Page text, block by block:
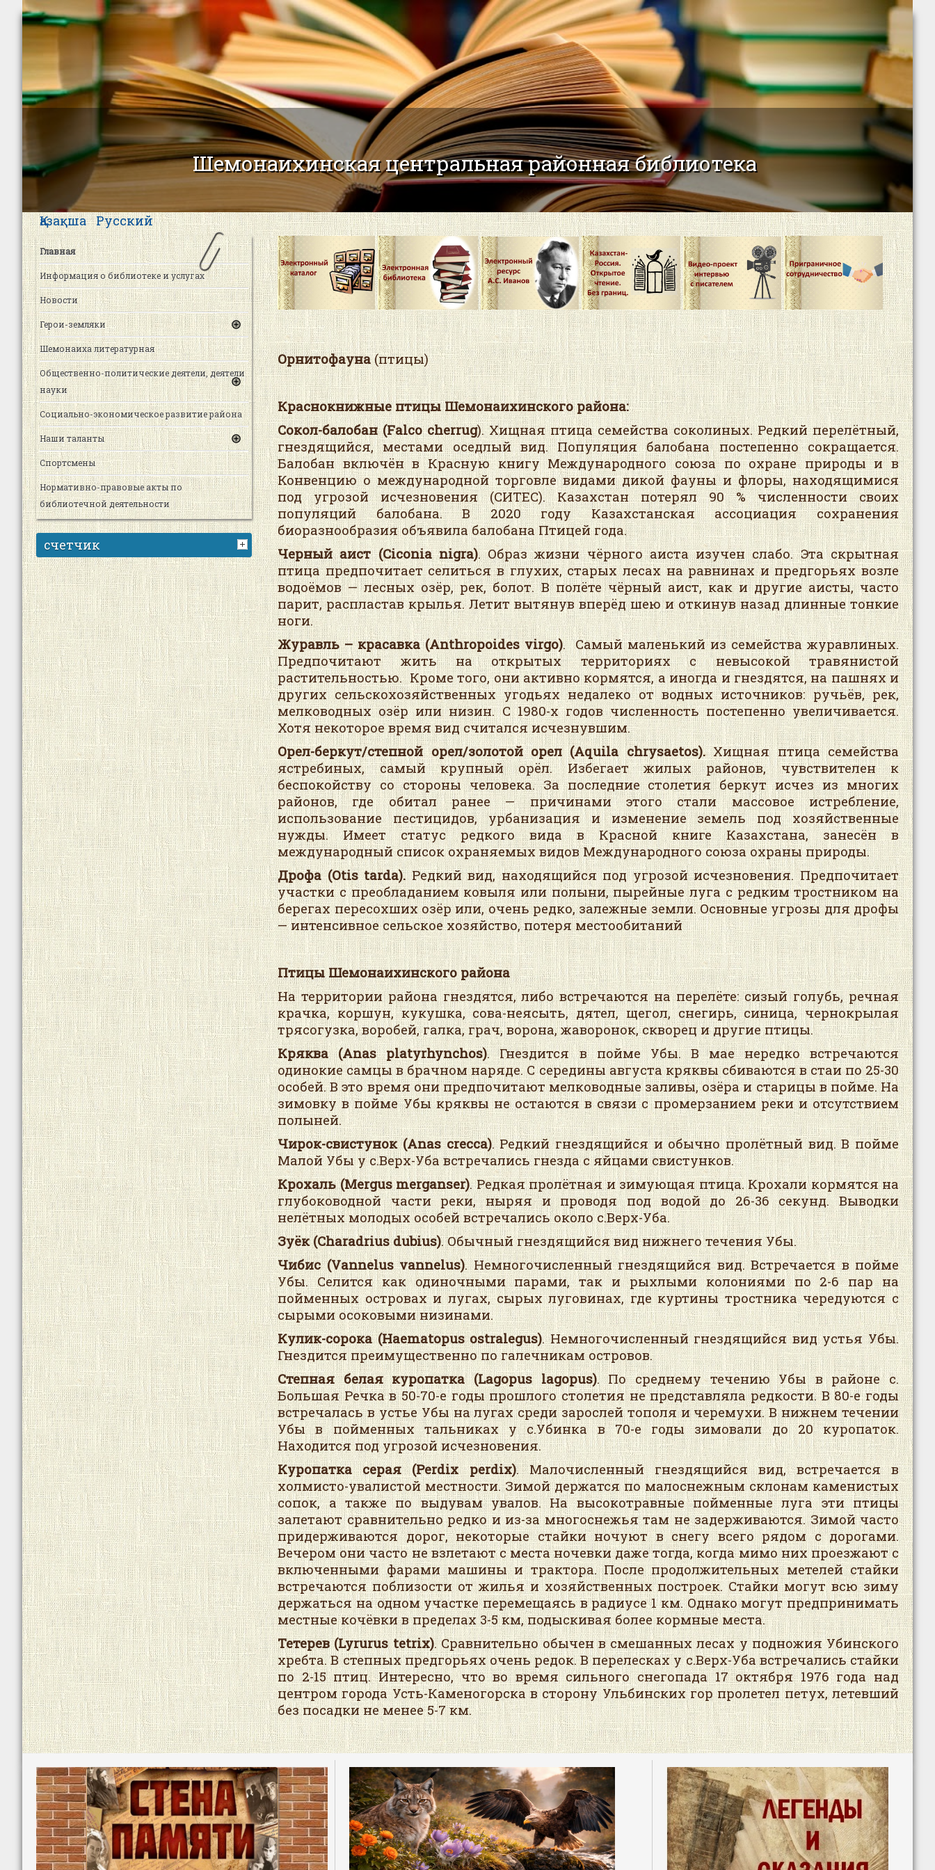
Шемонаихинская центральная районная библиотека
Қазақша Русский
Главная
Информация о библиотеке и услугах
Новости
Герои-земляки
Шемонаиха литературная
Общественно-политические деятели, деятели
науки
Социально-экономическое развитие района
Наши таланты
Спортсмены
Нормативно-правовые акты по
библиотечной деятельности
счетчик
Орнитофауна(птицы)
Краснокнижные птицы Шемонаихинского района:
Сокол-балобан (Falco cherrug). Хищная птица семейства соколиных. Редкий перелётный,
гнездящийся, местами оседлый вид. Популяция балобана постепенно сокращается.
Балобан включён в Красную книгу Международного союза по охране природы и в
Конвенцию о международной торговле видами дикой фауны и флоры, находящимися
под угрозой исчезновения (СИТЕС). Казахстан потерял 90 % численности своих
популяций балобана. В 2020 году Казахстанская ассоциация сохранения
биоразнообразия объявила балобана Птицей года.
Черный аист (Ciconia nigra). Образ жизни чёрного аиста изучен слабо. Эта скрытная
птица предпочитает селиться в глухих, старых лесах на равнинах и предгорьях возле
водоёмов — лесных озёр, рек, болот. В полёте чёрный аист, как и другие аисты, часто
парит, распластав крылья. Летит вытянув вперёд шею и откинув назад длинные тонкие
ноги.
Журавль – красавка (Anthropoides virgo). Самый маленький из семейства журавлиных.
Предпочитают жить на открытых территориях с невысокой травянистой
растительностью. Кроме того, они активно кормятся, а иногда и гнездятся, на пашнях и
других сельскохозяйственных угодьях недалеко от водных источников: ручьёв, рек,
мелководных озёр или низин. С 1980-х годов численность постепенно увеличивается.
Хотя некоторое время вид считался исчезнувшим.
Орел-беркут/степной орел/золотой орел (Aquila chrysaetos).Хищная птица семейства
ястребиных, самый крупный орёл. Избегает жилых районов, чувствителен к
беспокойству со стороны человека. За последние столетия беркут исчез из многих
районов, где обитал ранее — причинами этого стали массовое истребление,
использование пестицидов, урбанизация и изменение земель под хозяйственные
нужды. Имеет статус редкого вида в Красной книге Казахстана, занесён в
международный список охраняемых видов Международного союза охраны природы.
Дрофа (Otis tarda).Редкий вид, находящийся под угрозой исчезновения. Предпочитает
участки с преобладанием ковыля или полыни, пырейные луга с редким тростником на
берегах пересохших озёр или, очень редко, залежные земли. Основные угрозы для дрофы
— интенсивное сельское хозяйство, потеря местообитаний
Птицы Шемонаихинского района
На территории района гнездятся, либо встречаются на перелёте: сизый голубь, речная
крачка, коршун, кукушка, сова-неясыть, дятел, щегол, снегирь, синица, чернокрылая
трясогузка, воробей, галка, грач, ворона, жаворонок, скворец и другие птицы.
Кряква (Anas platyrhynchos). Гнездится в пойме Убы. В мае нередко встречаются
одинокие самцы в брачном наряде. С середины августа кряквы сбиваются в стаи по 25-30
особей. В это время они предпочитают мелководные заливы, озёра и старицы в пойме. На
зимовку в пойме Убы кряквы не остаются в связи с промерзанием реки и отсутствием
полыней.
Чирок-свистунок (Anas crecca). Редкий гнездящийся и обычно пролётный вид. В пойме
Малой Убы у с.Верх-Уба встречались гнезда с яйцами свистунков.
Крохаль (Mergus merganser). Редкая пролётная и зимующая птица. Крохали кормятся на
глубоководной части реки, ныряя и проводя под водой до 26-36 секунд. Выводки
нелётных молодых особей встречались около с.Верх-Уба.
Зуёк (Charadrius dubius). Обычный гнездящийся вид нижнего течения Убы.
Чибис (Vannelus vannelus). Немногочисленный гнездящийся вид. Встречается в пойме
Убы. Селится как одиночными парами, так и рыхлыми колониями по 2-6 пар на
пойменных островах и лугах, сырых луговинах, где куртины тростника чередуются с
сырыми осоковыми низинами.
Кулик-сорока (Haematopus ostralegus). Немногочисленный гнездящийся вид устья Убы.
Гнездится преимущественно по галечникам островов.
Степная белая куропатка (Lagopus lagopus). По среднему течению Убы в районе с.
Большая Речка в 50-70-е годы прошлого столетия не представляла редкости. В 80-е годы
встречалась в устье Убы на лугах среди зарослей тополя и черемухи. В нижнем течении
Убы в пойменных тальниках у с.Убинка в 70-е годы зимовали до 20 куропаток.
Находится под угрозой исчезновения.
Куропатка серая (Perdix perdix). Малочисленный гнездящийся вид, встречается в
холмисто-увалистой местности. Зимой держатся по малоснежным склонам каменистых
сопок, а также по выдувам увалов. На высокотравные пойменные луга эти птицы
залетают сравнительно редко и из-за многоснежья там не задерживаются. Зимой часто
придерживаются дорог, некоторые стайки ночуют в снегу всего рядом с дорогами.
Вечером они часто не взлетают с места ночевки даже тогда, когда мимо них проезжают с
включенными фарами машины и трактора. После продолжительных метелей стайки
встречаются поблизости от жилья и хозяйственных построек. Стайки могут всю зиму
держаться на одном участке перемещаясь в радиусе 1 км. Однако могут предпринимать
местные кочёвки в пределах 3-5 км, подыскивая более кормные места.
Тетерев (Lyrurus tetrix). Сравнительно обычен в смешанных лесах у подножия Убинского
хребта. В степных предгорьях очень редок. В перелесках у с.Верх-Уба встречались стайки
по 2-15 птиц. Интересно, что во время сильного снегопада 17 октября 1976 года над
центром города Усть-Каменогорска в сторону Ульбинских гор пролетел петух, летевший
без посадки не менее 5-7 км.